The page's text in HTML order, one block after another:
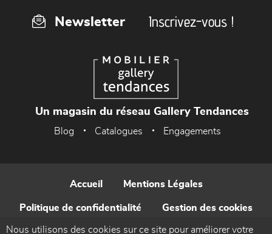
Newsletter Inscrivez-vous !
Un magasin du réseau Gallery Tendances
Blog Catalogues Engagements
Accueil Mentions Légales
Politique de confidentialité Gestion des cookies
Contact
Nous utilisons des cookies sur ce site pour améliorer votre